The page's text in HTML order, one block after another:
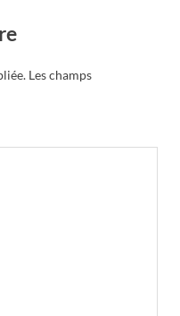
Les champs